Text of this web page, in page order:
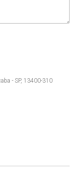
- SP, 13400-310